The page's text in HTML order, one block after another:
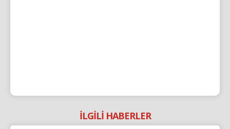
İLGİLİ HABERLER